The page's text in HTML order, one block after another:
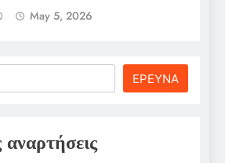
May 5, 2026
ΕΡΕΥΝΑ